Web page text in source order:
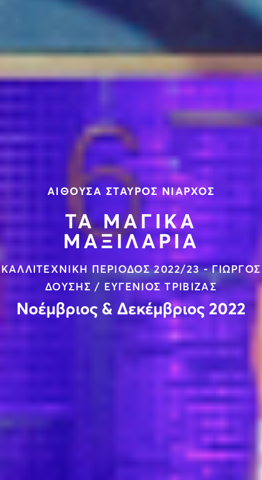
ΑΙΘΟΥΣΑ ΣΤΑΥΡΟΣ ΝΙΑΡΧΟΣ
ΤΑ ΜΑΓΙΚΑ
ΜΑΞΙΛΑΡΙΑ
ΚΑΛΛΙΤΕΧΝΙΚΗ ΠΕΡΙΟΔΟΣ 2022/23 - ΓΙΩΡΓΟΣ
ΔΟΥΣΗΣ / ΕΥΓΕΝΙΟΣ ΤΡΙΒΙΖΑΣ
Νοέμβριος & Δεκέμβριος 2022